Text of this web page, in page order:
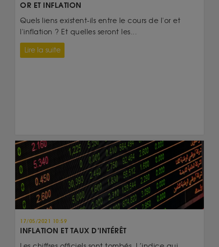
OR ET INFLATION
Quels liens existent-ils entre le cours de l'or et
l'inflation ? Et quelles seront les...
Lire la suite
17/05/2021 10:59
INFLATION ET TAUX D’INTÉRÊT